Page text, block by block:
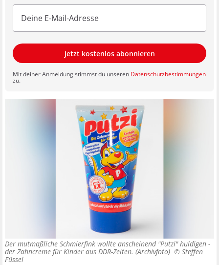
Jetzt kostenlos abonnieren
Mit deiner Anmeldung stimmst du unseren Datenschutzbestimmungen
zu.
Der mutmaßliche Schmierfink wollte anscheinend "Putzi" huldigen -
der Zahncreme für Kinder aus DDR-Zeiten. (Archivfoto) © Steffen
Füssel